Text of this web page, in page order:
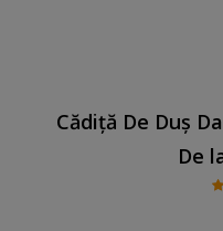
Cădiță De Duș
De